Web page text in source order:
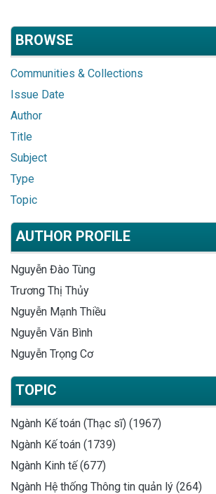
BROWSE
Communities & Collections
Issue Date
Author
Title
Subject
Type
Topic
AUTHOR PROFILE
Nguyễn Đào Tùng
Trương Thị Thủy
Nguyễn Mạnh Thiều
Nguyễn Văn Bình
Nguyễn Trọng Cơ
TOPIC
Ngành Kế toán (Thạc sĩ) (1967)
Ngành Kế toán (1739)
Ngành Kinh tế (677)
Ngành Hệ thống Thông tin quản lý (264)